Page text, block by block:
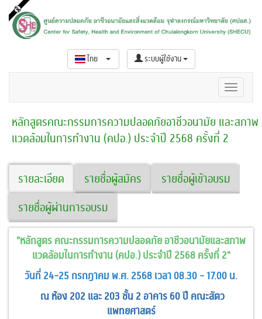
ไทย ระบบผู้ใช้งาน
หลักสูตรคณะกรรมการความปลอดภัยอาชีวอนามัย และสภาพ
แวดล้อมในการทำงาน (คปอ.) ประจำปี 2568 ครั้งที่ 2
รายละเอียด รายชื่อผู้สมัคร
รายชื่อผู้เข้าอบรม
รายชื่อผู้ผ่านการอบรม
"หลักสูตร คณะกรรมการความปลอดภัย อาชีวอนามัยและสภาพ
แวดล้อมในการทำงาน (คปอ.) ประจำปี 2568 ครั้งที่ 2"
วันที่ 24-25 กรกฎาคม พ.ศ. 2568 เวลา 08.30 - 17.00 น.
ณ ห้อง 202 และ 203 ชั้น 2 อาคาร 60 ปี คณะสัตว
แพทยศาสตร์